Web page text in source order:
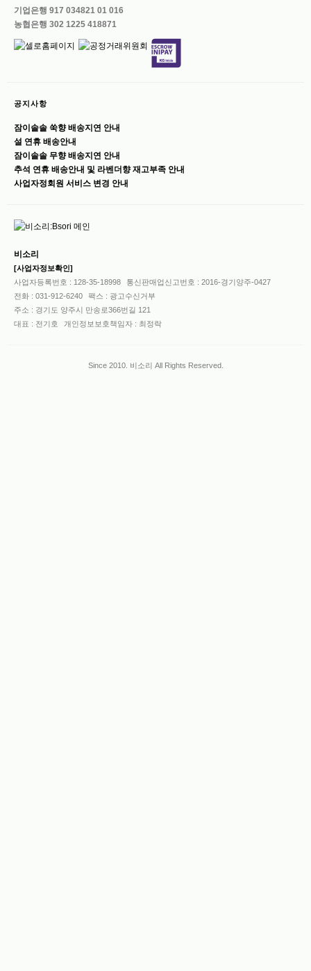
기업은행 917 034821 01 016
농협은행 302 1225 418871
공지사항
잠이솔솔 쑥향 배송지연 안내
설 연휴 배송안내
잠이솔솔 무향 배송지연 안내
추석 연휴 배송안내 및 라벤더향 재고부족 안내
사업자정회원 서비스 변경 안내
비소리
[사업자정보확인]
사업자등록번호 : 128-35-18998
통신판매업신고번호 : 2016-경기양주-0427
전화 : 031-912-6240
팩스 : 광고수신거부
주소 : 경기도 양주시 만송로366번길 121
대표 : 전기호
개인정보보호책임자 : 최정락
Since 2010. 비소리 All Rights Reserved.